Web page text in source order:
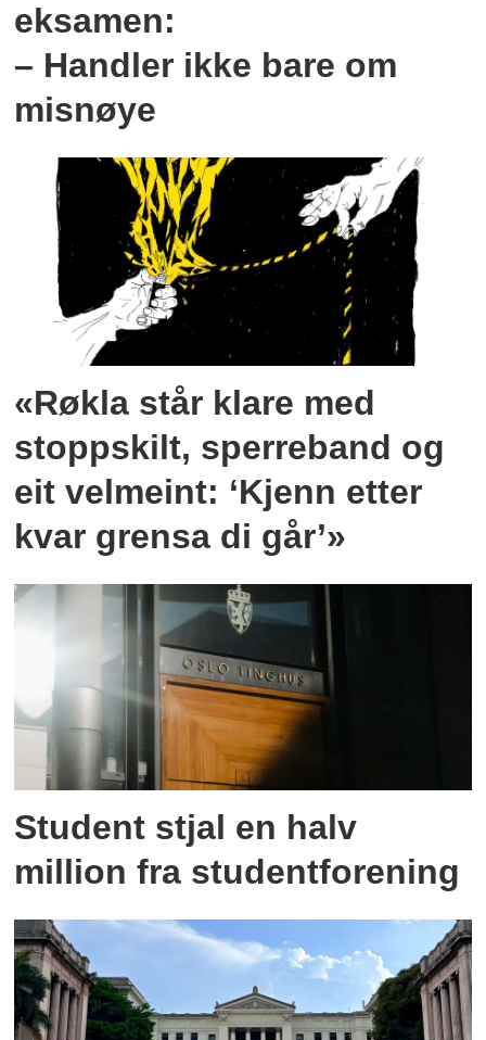
eksamen:
– Handler ikke bare om
misnøye
«Røkla står klare med
stoppskilt, sperreband og
eit velmeint: ‘Kjenn etter
kvar grensa di går’»
Student stjal en halv
million fra studentforening